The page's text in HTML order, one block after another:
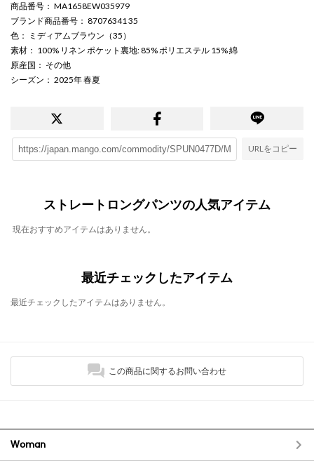
商品番号 ： MA1658EW035979
ブランド商品番号 ： 87076341 35
色 ： ミディアムブラウン（35）
素材 ： 100% リネン ポケット裏地: 85% ポリエステル 15% 綿
原産国 ： その他
シーズン ： 2025年 春夏
URLをコピー
ストレートロングパンツの人気アイテム
現在おすすめアイテムはありません。
最近チェックしたアイテム
最近チェックしたアイテムはありません。
この商品に関するお問い合わせ
Woman